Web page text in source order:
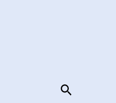
Pesquisar